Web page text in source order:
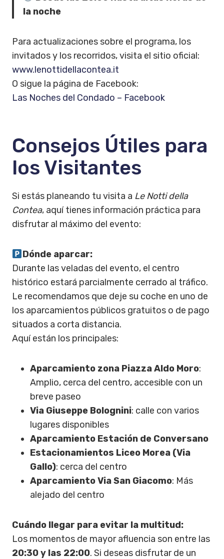
la noche
Para actualizaciones sobre el programa, los
invitados y los recorridos, visita el sitio oficial:
www.lenottidellacontea.it
O sigue la página de Facebook:
Las Noches del Condado – Facebook
Consejos Útiles para
los Visitantes
Si estás planeando tu visita a Le Notti della
Contea, aquí tienes información práctica para
disfrutar al máximo del evento:
Dónde aparcar:
Durante las veladas del evento, el centro
histórico estará parcialmente cerrado al tráfico.
Le recomendamos que deje su coche en uno de
los aparcamientos públicos gratuitos o de pago
situados a corta distancia.
Aquí están los principales:
Aparcamiento zona Piazza Aldo Moro:
Amplio, cerca del centro, accesible con un
breve paseo
Via Giuseppe Bolognini: calle con varios
lugares disponibles
Aparcamiento Estación de Conversano
Estacionamientos Liceo Morea (Via
Gallo): cerca del centro
Aparcamiento Via San Giacomo: Más
alejado del centro
Cuándo llegar para evitar la multitud:
Los momentos de mayor afluencia son entre las
20:30 y las 22:00. Si deseas disfrutar de un